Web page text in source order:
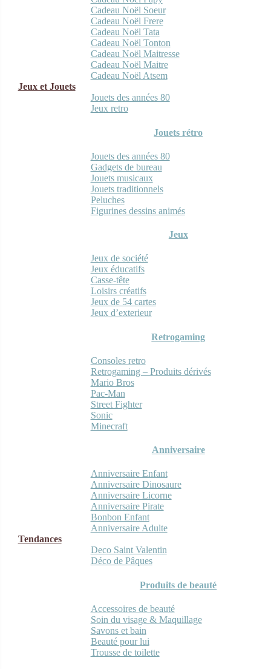
Cadeau Noël Soeur
Cadeau Noël Frere
Cadeau Noël Tata
Cadeau Noël Tonton
Cadeau Noël Maitresse
Cadeau Noël Maitre
Cadeau Noël Atsem
Jeux et Jouets
Jouets des années 80
Jeux retro
Jouets rétro
Jouets des années 80
Gadgets de bureau
Jouets musicaux
Jouets traditionnels
Peluches
Figurines dessins animés
Jeux
Jeux de société
Jeux éducatifs
Casse-tête
Loisirs créatifs
Jeux de 54 cartes
Jeux d’exterieur
Retrogaming
Consoles retro
Retrogaming – Produits dérivés
Mario Bros
Pac-Man
Street Fighter
Sonic
Minecraft
Anniversaire
Anniversaire Enfant
Anniversaire Dinosaure
Anniversaire Licorne
Anniversaire Pirate
Bonbon Enfant
Anniversaire Adulte
Tendances
Deco Saint Valentin
Déco de Pâques
Produits de beauté
Accessoires de beauté
Soin du visage & Maquillage
Savons et bain
Beauté pour lui
Trousse de toilette